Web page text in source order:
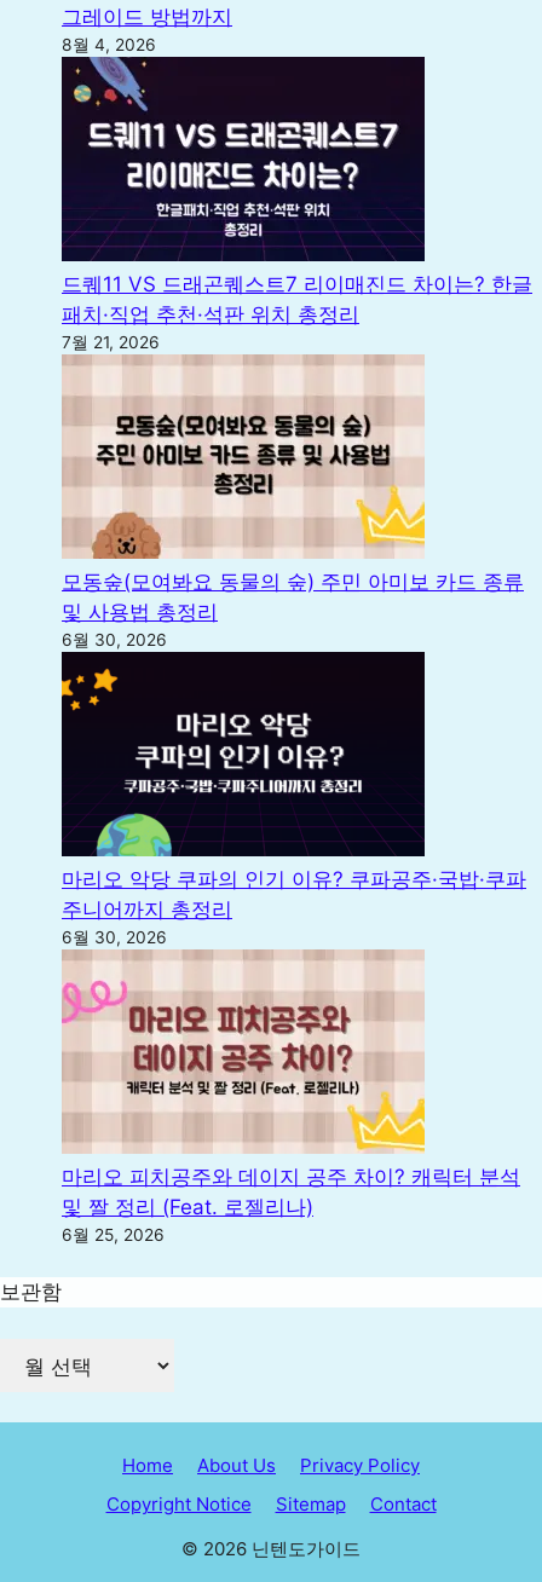
그레이드 방법까지
8월 4, 2026
드퀘11 VS 드래곤퀘스트7 리이매진드 차이는? 한글
패치·직업 추천·석판 위치 총정리
7월 21, 2026
모동숲(모여봐요 동물의 숲) 주민 아미보 카드 종류
및 사용법 총정리
6월 30, 2026
마리오 악당 쿠파의 인기 이유? 쿠파공주·국밥·쿠파
주니어까지 총정리
6월 30, 2026
마리오 피치공주와 데이지 공주 차이? 캐릭터 분석
및 짤 정리 (Feat. 로젤리나)
6월 25, 2026
보관함
Home About Us
Privacy Policy
Copyright Notice
Sitemap
Contact
© 2026 닌텐도가이드